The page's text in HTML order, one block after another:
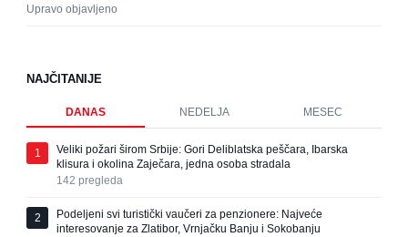
Upravo objavljeno
NAJČITANIJE
DANAS NEDELJA MESEC
1
Veliki požari širom Srbije: Gori Deliblatska peščara, Ibarska
klisura i okolina Zaječara, jedna osoba stradala
142 pregleda
2
Podeljeni svi turistički vaučeri za penzionere: Najveće
interesovanje za Zlatibor, Vrnjačku Banju i Sokobanju